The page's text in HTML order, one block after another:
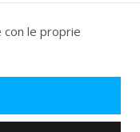
con le proprie